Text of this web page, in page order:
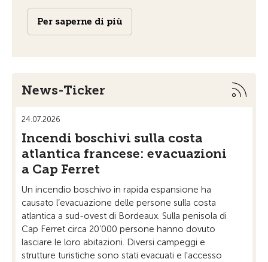
Per saperne di più
News-Ticker
24.07.2026
Incendi boschivi sulla costa
atlantica francese: evacuazioni
a Cap Ferret
Un incendio boschivo in rapida espansione ha
causato l’evacuazione delle persone sulla costa
atlantica a sud-ovest di Bordeaux. Sulla penisola di
Cap Ferret circa 20’000 persone hanno dovuto
lasciare le loro abitazioni. Diversi campeggi e
strutture turistiche sono stati evacuati e l'accesso